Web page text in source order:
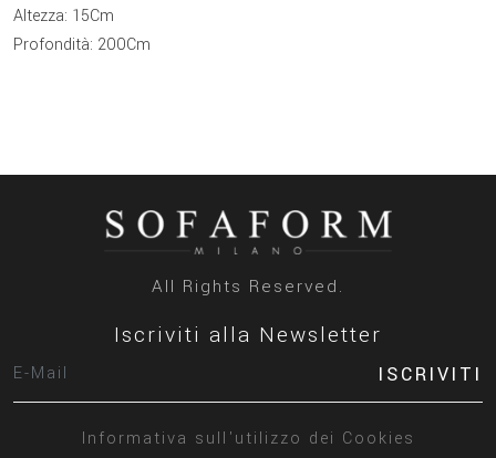
Altezza: 15Cm
Profondità: 200Cm
All Rights Reserved.
Iscriviti alla Newsletter
ISCRIVITI
Informativa sull'utilizzo dei Cookies